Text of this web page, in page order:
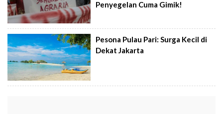
Penyegelan Cuma Gimik!
Pesona Pulau Pari: Surga Kecil di
Dekat Jakarta